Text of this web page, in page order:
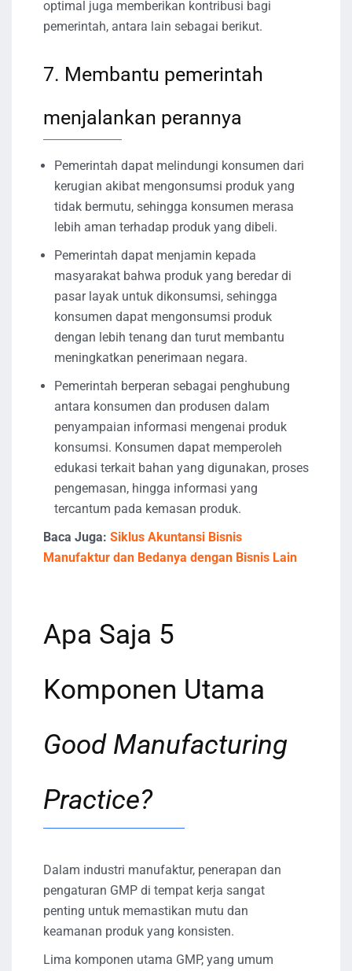
optimal juga memberikan kontribusi bagi
pemerintah, antara lain sebagai berikut.
7. Membantu pemerintah
menjalankan perannya
Pemerintah dapat melindungi konsumen dari
kerugian akibat mengonsumsi produk yang
tidak bermutu, sehingga konsumen merasa
lebih aman terhadap produk yang dibeli.
Pemerintah dapat menjamin kepada
masyarakat bahwa produk yang beredar di
pasar layak untuk dikonsumsi, sehingga
konsumen dapat mengonsumsi produk
dengan lebih tenang dan turut membantu
meningkatkan penerimaan negara.
Pemerintah berperan sebagai penghubung
antara konsumen dan produsen dalam
penyampaian informasi mengenai produk
konsumsi. Konsumen dapat memperoleh
edukasi terkait bahan yang digunakan, proses
pengemasan, hingga informasi yang
tercantum pada kemasan produk.
Baca Juga: Siklus Akuntansi Bisnis
Manufaktur dan Bedanya dengan Bisnis Lain
Apa Saja 5
Komponen Utama
Good Manufacturing
Practice?
Dalam industri manufaktur, penerapan dan
pengaturan GMP di tempat kerja sangat
penting untuk memastikan mutu dan
keamanan produk yang konsisten.
Lima komponen utama GMP, yang umum